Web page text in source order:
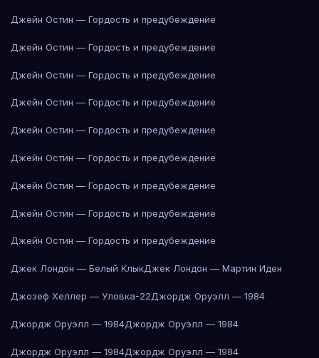
Джейн Остин — Гордость и предубеждение
Джейн Остин — Гордость и предубеждение
Джейн Остин — Гордость и предубеждение
Джейн Остин — Гордость и предубеждение
Джейн Остин — Гордость и предубеждение
Джейн Остин — Гордость и предубеждение
Джейн Остин — Гордость и предубеждение
Джейн Остин — Гордость и предубеждение
Джейн Остин — Гордость и предубеждение
Джек Лондон — Белый КлыкДжек Лондон — Мартин Иден
Джозеф Хеллер — Уловка-22Джордж Оруэлл — 1984
Джордж Оруэлл — 1984Джордж Оруэлл — 1984
Джордж Оруэлл — 1984Джордж Оруэлл — 1984